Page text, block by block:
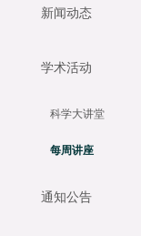
新闻动态
学术活动
科学大讲堂
每周讲座
通知公告